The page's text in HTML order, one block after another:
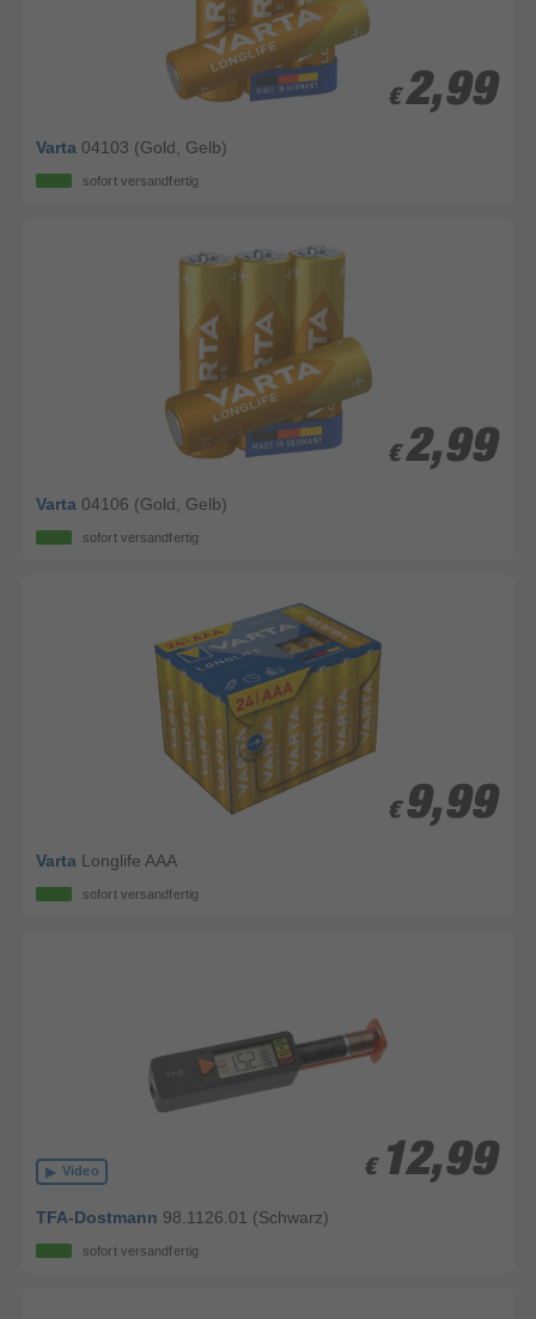
€ 2,99
€ 2,99
Varta 04103 (Gold, Gelb)
sofort versandfertig
€ 2,99
€ 2,99
Varta 04106 (Gold, Gelb)
sofort versandfertig
€ 9,99
€ 9,99
Varta Longlife AAA
sofort versandfertig
Video € 12,99
€ 12,99
TFA-Dostmann 98.1126.01 (Schwarz)
sofort versandfertig